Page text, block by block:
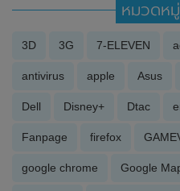
หมวดห
3D 3G 7-ELEVEN
antivirus apple Asus
Dell Disney+ Dtac
Fanpage firefox
google chrome Google